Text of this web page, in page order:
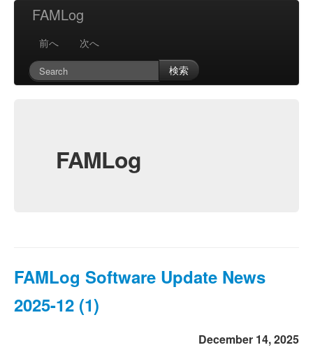
FAMLog
前へ
次へ
検索
FAMLog
FAMLog Software Update News
2025-12 (1)
December 14, 2025